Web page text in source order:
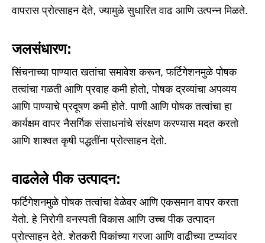
वापरास प्रोत्साहन देते, ज्यामुळे सुधारित वाढ आणि उत्पन्न मिळते.
जलसंधारण:
सिंचनाच्या पाण्यात खतांचा समावेश करून, फर्टिगेशनमुळे पोषक
तत्वांचा गळती आणि प्रवाह कमी होतो, पोषक द्रव्यांचा अपव्यय
आणि पाण्याचे प्रदूषण कमी होते. पाणी आणि पोषक तत्वांचा हा
कार्यक्षम वापर नैसर्गिक संसाधनांचे संरक्षण करण्यास मदत करतो
आणि शाश्वत कृषी पद्धतींना प्रोत्साहन देतो.
वाढलेले पीक उत्पादन:
फर्टिगेशनमुळे पोषक तत्वांचा वेळेवर आणि एकसमान वापर करता
येतो. हे निरोगी वनस्पती विकास आणि उच्च पीक उत्पादन
प्रोत्साहन देते. शेतकरी पिकांच्या गरजा आणि वाढीच्या टप्प्यांवर